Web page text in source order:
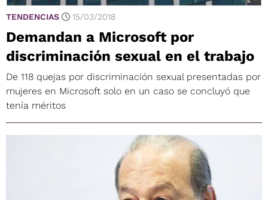
TENDENCIAS 15/03/2018
Demandan a Microsoft por
discriminación sexual en el trabajo
De 118 quejas por discriminación sexual presentadas por
mujeres en Microsoft solo en un caso se concluyó que
tenía méritos